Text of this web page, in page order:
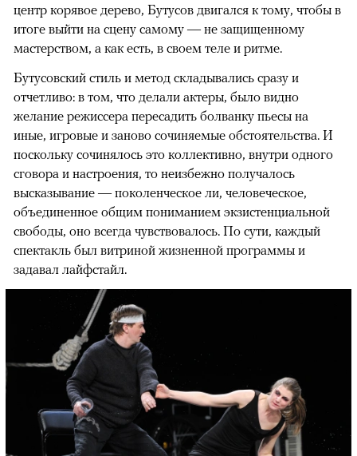
центр корявое дерево, Бутусов двигался к тому, чтобы в
итоге выйти на сцену самому — не защищенному
мастерством, а как есть, в своем теле и ритме.
Бутусовский стиль и метод складывались сразу и
отчетливо: в том, что делали актеры, было видно
желание режиссера пересадить болванку пьесы на
иные, игровые и заново сочиняемые обстоятельства. И
поскольку сочинялось это коллективно, внутри одного
сговора и настроения, то неизбежно получалось
высказывание — поколенческое ли, человеческое,
объединенное общим пониманием экзистенциальной
свободы, оно всегда чувствовалось. По сути, каждый
спектакль был витриной жизненной программы и
задавал лайфстайл.